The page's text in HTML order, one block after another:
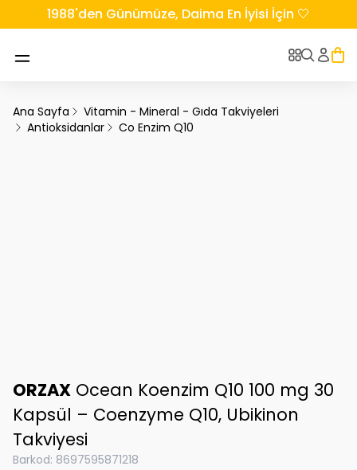
1988'den Günümüze, Daima En İyisi İçin 🤍
Ana Sayfa
Vitamin - Mineral - Gıda Takviyeleri
Antioksidanlar
Co Enzim Q10
ORZAX Ocean Koenzim Q10 100 mg 30
Kapsül – Coenzyme Q10, Ubikinon
Takviyesi
Barkod: 8697595871218